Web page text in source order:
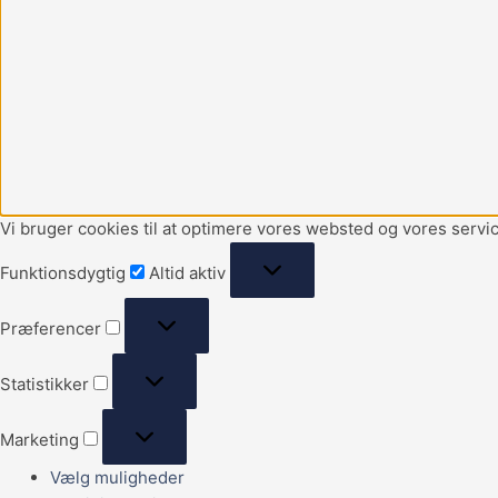
Vi bruger cookies til at optimere vores websted og vores
Funktionsdygtig Altid aktiv
Præferencer
Statistikker
Marketing
Vælg muligheder